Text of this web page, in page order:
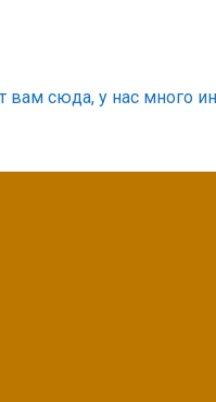
сюда, у нас много